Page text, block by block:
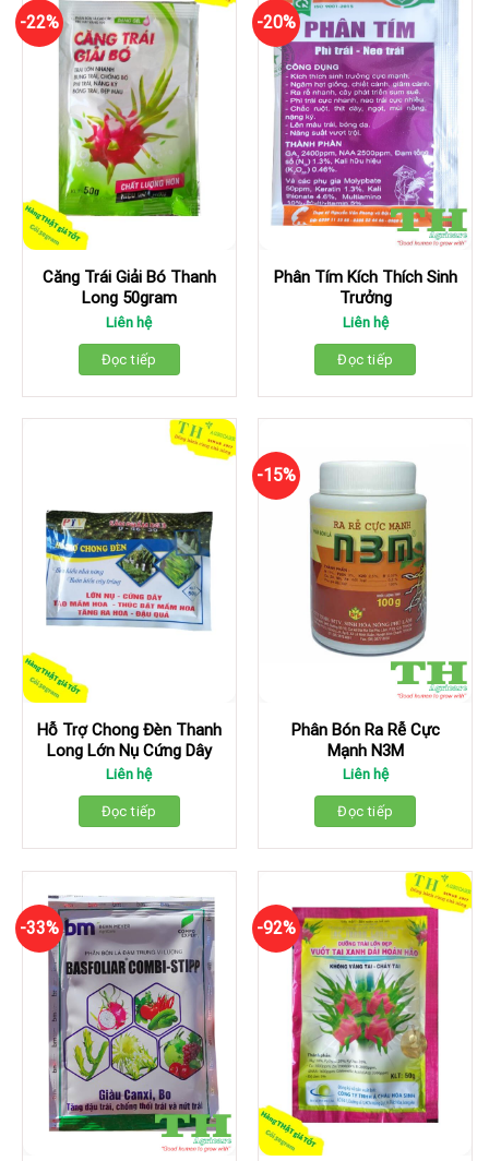
-22%
Căng Trái Giải Bó Thanh
Long 50gram
Liên hệ
Đọc tiếp
-20%
Phân Tím Kích Thích Sinh
Trưởng
Liên hệ
Đọc tiếp
Hỗ Trợ Chong Đèn Thanh
Long Lớn Nụ Cứng Dây
Liên hệ
Đọc tiếp
-15%
Phân Bón Ra Rễ Cực
Mạnh N3M
Liên hệ
Đọc tiếp
-33% -92%